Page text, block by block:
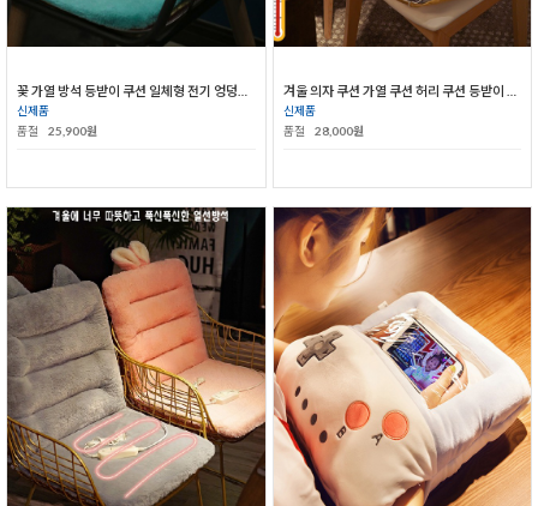
신제품
품절
25,900원
신제품
품절
28,000원